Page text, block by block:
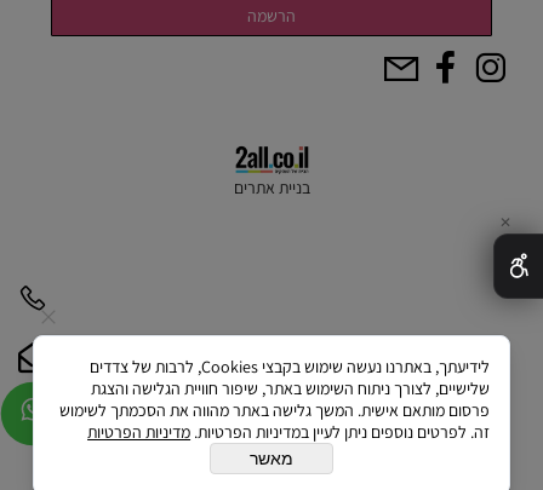
בניית אתרים
✕
לידיעתך, באתרנו נעשה שימוש בקבצי Cookies, לרבות של צדדים
שלישיים, לצורך ניתוח השימוש באתר, שיפור חוויית הגלישה והצגת
פרסום מותאם אישית. המשך גלישה באתר מהווה את הסכמתך לשימוש
זה. לפרטים נוספים ניתן לעיין במדיניות הפרטיות. מדיניות הפרטיות
מאשר